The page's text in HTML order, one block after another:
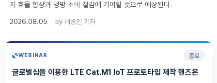
지 효율 향상과 냉방 소비 절감에 기여할 것으로 예상된다.
2026.08.05
by 배종인 기자
WEBINAR 종료
글로벌심을 이용한 LTE Cat.M1 IoT 프로토타입 제작 핸즈온